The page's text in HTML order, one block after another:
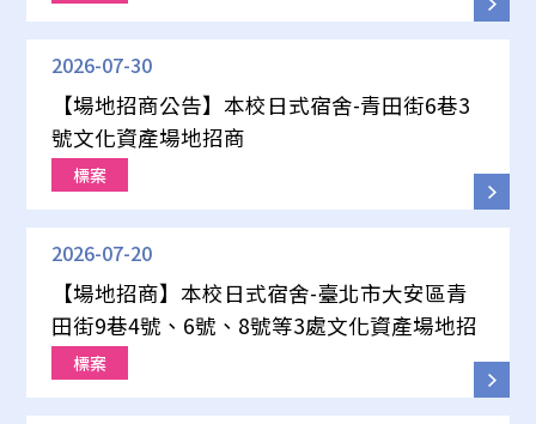
2026-07-30
【場地招商公告】本校日式宿舍-青田街6巷3
號文化資產場地招商
標案
2026-07-20
【場地招商】本校日式宿舍-臺北市大安區青
田街9巷4號、6號、8號等3處文化資產場地招
標案